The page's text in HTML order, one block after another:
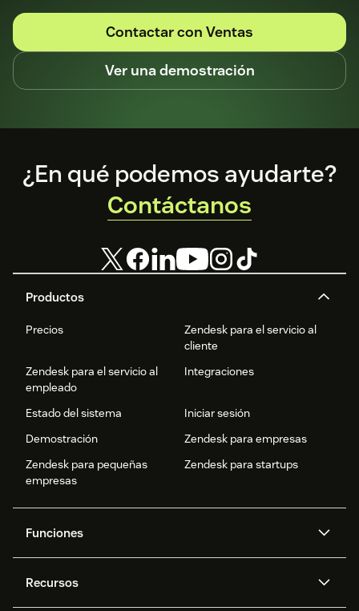
Contactar con Ventas
Ver una demostración
Footer
Productos
Precios
Zendesk para el servicio al
cliente
Zendesk para el servicio al
empleado
Integraciones
Estado del sistema
Iniciar sesión
Demostración
Zendesk para empresas
Zendesk para pequeñas
empresas
Zendesk para startups
Funciones
IA de Zendesk
Recursos
¿En qué podemos ayudarte?
Contáctanos